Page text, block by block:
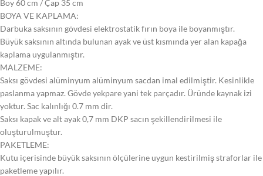
Boy 60 cm / Çap 35 cm
BOYA VE KAPLAMA:
Darbuka saksının gövdesi elektrostatik fırın boya ile boyanmıştır.
Büyük saksının altında bulunan ayak ve üst kısmında yer alan kapağa
kaplama uygulanmıştır.
MALZEME:
Saksı gövdesi alüminyum alüminyum sacdan imal edilmiştir. Kesinlikle
paslanma yapmaz. Gövde yekpare yani tek parçadır. Üründe kaynak izi
yoktur. Sac kalınlığı 0.7 mm dir.
Saksı kapak ve alt ayak 0,7 mm DKP sacın şekillendirilmesi ile
oluşturulmuştur.
PAKETLEME:
Kutu içerisinde büyük saksının ölçülerine uygun kestirilmiş straforlar ile
paketleme yapılır.